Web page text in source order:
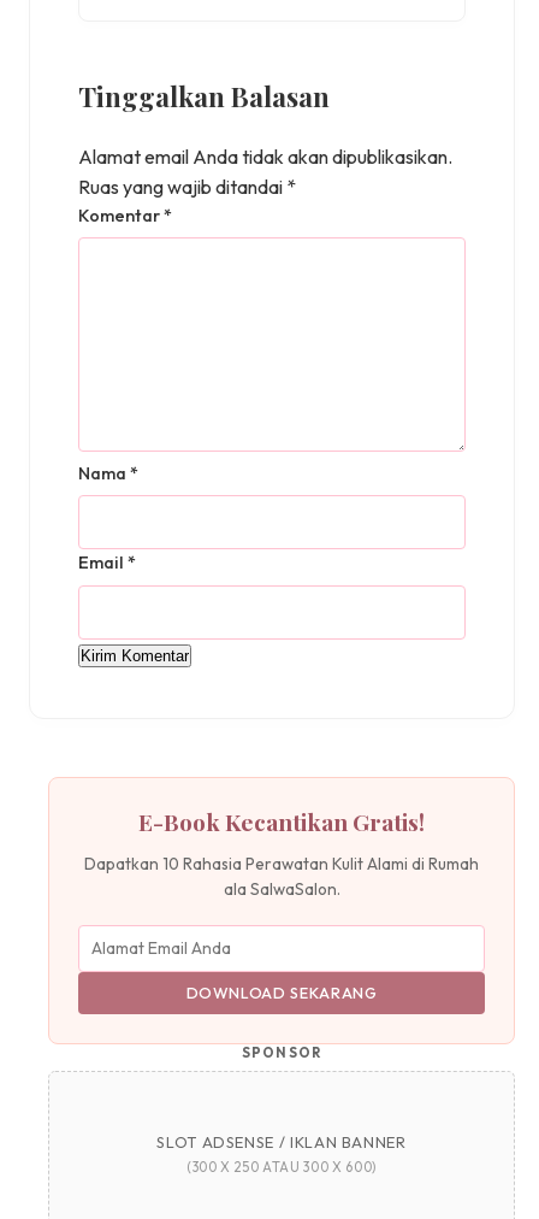
Tinggalkan Balasan
Alamat email Anda tidak akan dipublikasikan.
Ruas yang wajib ditandai *
Komentar*
Nama *
Email *
E-Book Kecantikan Gratis!
Dapatkan 10 Rahasia Perawatan Kulit Alami di Rumah
ala SalwaSalon.
DOWNLOAD SEKARANG
SPONSOR
SLOT ADSENSE / IKLAN BANNER
(300 X 250 ATAU 300 X 600)